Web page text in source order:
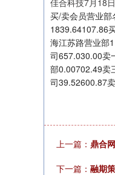
佳合科技7月18
买/卖会员营业
1839.64107.86
海江苏路营业部
司657.030.00卖
部0.00702.49卖
司39.52600.87
上一篇： 鼎合
下一篇： 融期